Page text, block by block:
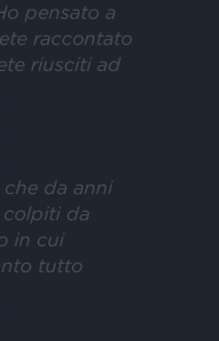
pensato a
raccontato
riusciti ad
da anni
da
in cui
tutto